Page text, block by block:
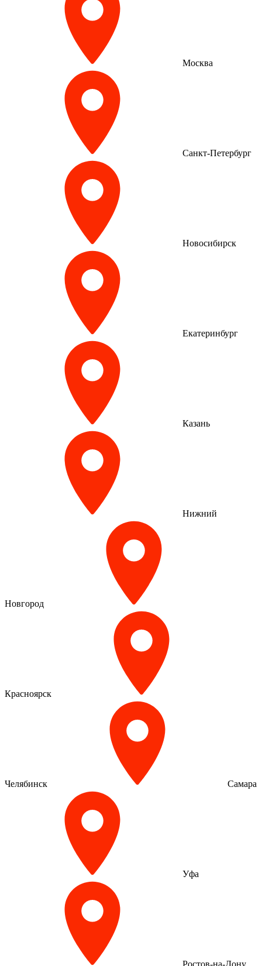
Москва
Санкт-Петербург
Новосибирск
Екатеринбург
Казань
Нижний
Новгород
Красноярск
Челябинск Самара
Уфа
Ростов-на-Дону